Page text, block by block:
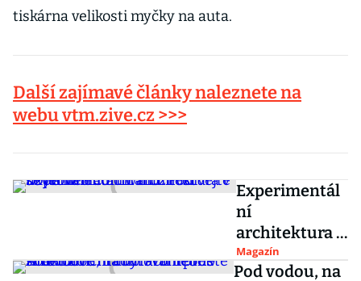
tiskárna velikosti myčky na auta.
Další zajímavé články naleznete na
webu vtm.zive.cz >>>
Experimentál
ní
architektura v
severním
Cornwallu.
Magazín
Pod vodou, na